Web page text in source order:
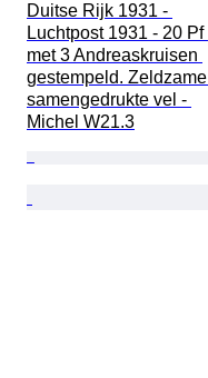
Duitse Rijk 1931 -
Luchtpost 1931 - 20 Pf
met 3 Andreaskruisen
gestempeld. Zeldzame
samengedrukte vel -
Michel W21.3